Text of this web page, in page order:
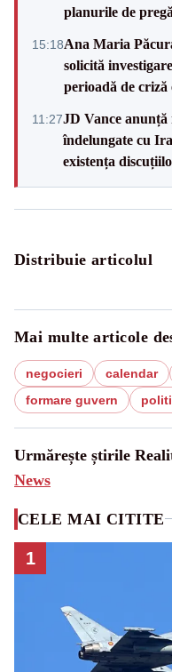
planurile de
15:18Ana Maria
solicită
perioadă de criză
11:27JD Vance anunță
îndelungate cu
existența
Distribuie articolul
Mai multe articole
negocieri calendar
formare guvern
Urmărește știrile
News
CELE MAI CITITE
1